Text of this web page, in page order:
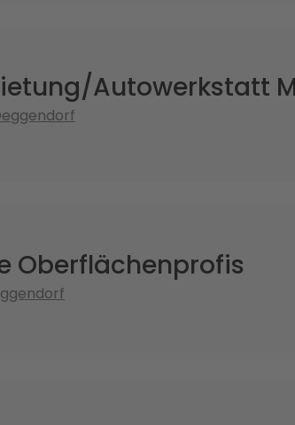
Autowerkstatt
Oberflächenprofis